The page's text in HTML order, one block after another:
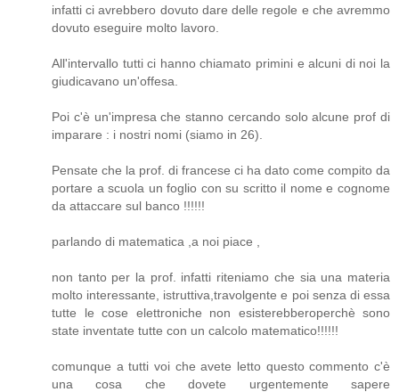
infatti ci avrebbero dovuto dare delle regole e che avremmo
dovuto eseguire molto lavoro.
All'intervallo tutti ci hanno chiamato primini e alcuni di noi la
giudicavano un'offesa.
Poi c'è un'impresa che stanno cercando solo alcune prof di
imparare : i nostri nomi (siamo in 26).
Pensate che la prof. di francese ci ha dato come compito da
portare a scuola un foglio con su scritto il nome e cognome
da attaccare sul banco !!!!!!
parlando di matematica ,a noi piace ,
non tanto per la prof. infatti riteniamo che sia una materia
molto interessante, istruttiva,travolgente e poi senza di essa
tutte le cose elettroniche non esisterebberoperchè sono
state inventate tutte con un calcolo matematico!!!!!!
comunque a tutti voi che avete letto questo commento c'è
una cosa che dovete urgentemente sapere